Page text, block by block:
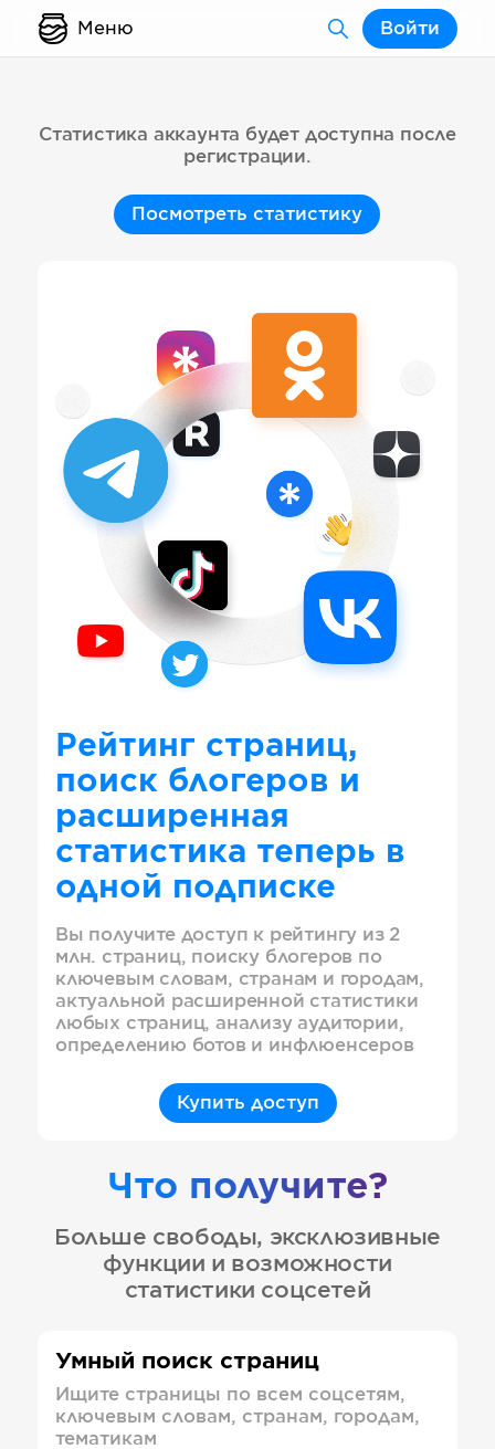
Меню Войти
Статистика аккаунта будет доступна после
регистрации.
Посмотреть статистику
Рейтинг страниц,
поиск блогеров и
расширенная
статистика теперь в
одной подписке
Вы получите доступ к рейтингу из 2
млн. страниц, поиску блогеров по
ключевым словам, странам и городам,
актуальной расширенной статистики
любых страниц, анализу аудитории,
определению ботов и инфлюенсеров
Купить доступ
Что получите?
Больше свободы, эксклюзивные
функции и возможности
статистики соцсетей
Умный поиск страниц
Ищите страницы по всем соцсетям,
ключевым словам, странам, городам,
тематикам